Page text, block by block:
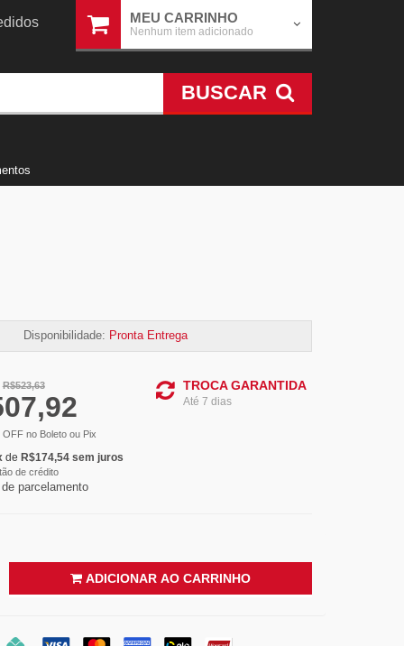
MEU CARRINHO
Nenhum item adicionado
BUSCAR
Disponibilidade: Pronta Entrega
R$523,63
OFFno Boleto ou Pix
de R$174,54sem juros
de crédito
parcelamento
TROCA GARANTIDA
Até 7 dias
ADICIONAR AO CARRINHO